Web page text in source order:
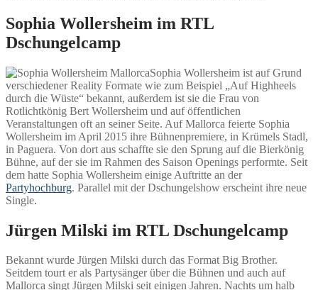
Sophia Wollersheim im RTL
Dschungelcamp
Sophia Wollersheim ist auf Grund
verschiedener Reality Formate wie zum Beispiel „Auf Highheels
durch die Wüste“ bekannt, außerdem ist sie die Frau von
Rotlichtkönig Bert Wollersheim und auf öffentlichen
Veranstaltungen oft an seiner Seite. Auf Mallorca feierte Sophia
Wollersheim im April 2015 ihre Bühnenpremiere, in Krümels Stadl,
in Paguera. Von dort aus schaffte sie den Sprung auf die Bierkönig
Bühne, auf der sie im Rahmen des Saison Openings performte. Seit
dem hatte Sophia Wollersheim einige Auftritte an der
Partyhochburg. Parallel mit der Dschungelshow erscheint ihre neue
Single.
Jürgen Milski im RTL Dschungelcamp
Bekannt wurde Jürgen Milski durch das Format Big Brother.
Seitdem tourt er als Partysänger über die Bühnen und auch auf
Mallorca singt Jürgen Milski seit einigen Jahren. Nachts um halb